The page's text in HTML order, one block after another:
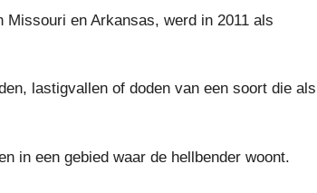
en Arkansas, werd in 2011 als
lastigvallen of doden van een soort die als
in een gebied waar de hellbender woont.